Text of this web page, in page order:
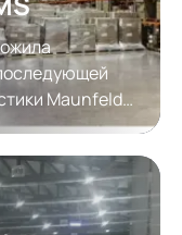
Maunfeld